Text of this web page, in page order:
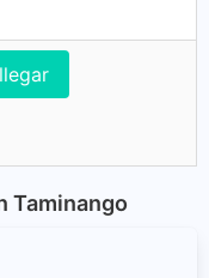
Taminango